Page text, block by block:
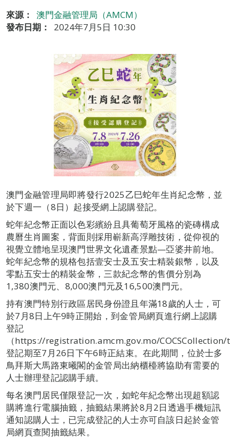
來源：
澳門金融管理局（AMCM）
發布日期：
2024年7月5日 10:30
澳門金融管理局即將發行2025乙巳蛇年生肖紀念幣，並
於下週一（8日）起接受網上認購登記。
蛇年紀念幣正面以色彩繽紛且具葡萄牙風格的瓷磚構成
農曆生肖圖案，背面則採用嶄新高浮雕技術，從仰視的
視覺立體地呈現澳門世界文化遺產景點—亞婆井前地。
蛇年紀念幣的規格包括壹安士及五安士精裝銀幣，以及
零點五安士的精裝金幣，三款紀念幣的售價分別為
1,380澳門元、8,000澳門元及16,500澳門元。
持有澳門特別行政區居民身份證且年滿18歲的人士，可
於7月8日上午9時正開始，到金管局網頁進行網上認購
登記
（https://registration.amcm.gov.mo/
登記期至7月26日下午6時正結束。在此期間，位於士多
鳥拜斯大馬路東曦閣的金管局出納櫃檯將協助有需要的
人士辦理登記認購手續。
每名澳門居民僅限登記一次，如蛇年紀念幣出現超額認
購將進行電腦抽籤，抽籤結果將於8月2日透過手機短訊
通知認購人士，已完成登記的人士亦可自該日起於金管
局網頁查閱抽籤結果。